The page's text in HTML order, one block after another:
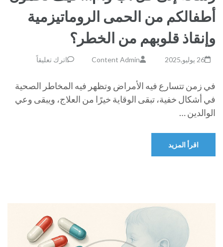
أطفالكم من الحمى الروماتيزمية
وإنقاذ قلوبهم من الخطر؟
26 يوليو,2025 Content Admin اترك تعليقاً
في زمن تتسارع فيه الأمراض وتظهر فيه المخاطر الصحية
في أشكال خفية، تبقى الوقاية خيرًا من العلاج، ويبقى وعي
الوالدين …
اقرأ المزيد